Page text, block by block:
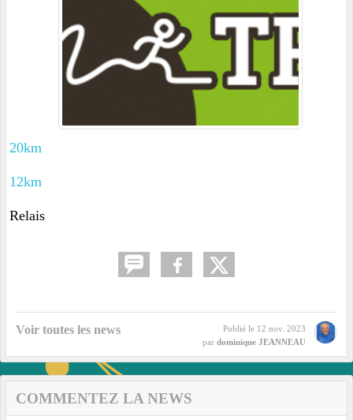
20km
12km
Relais
Voir toutes les news Publié le 12 nov. 2023
par dominique JEANNEAU
COMMENTEZ LA NEWS